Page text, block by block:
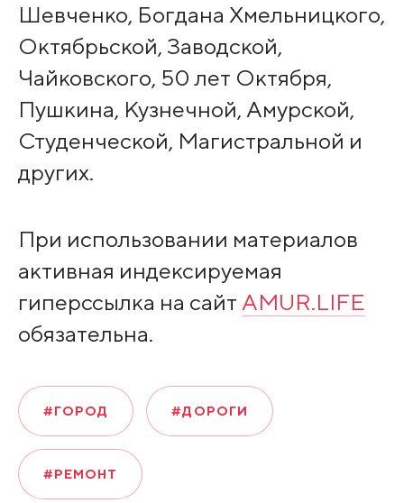
Шевченко, Богдана Хмельницкого,
Октябрьской, Заводской,
Чайковского, 50 лет Октября,
Пушкина, Кузнечной, Амурской,
Студенческой, Магистральной и
других.
При использовании материалов
активная индексируемая
гиперссылка на сайт AMUR.LIFE
обязательна.
#ГОРОД #ДОРОГИ
#РЕМОНТ